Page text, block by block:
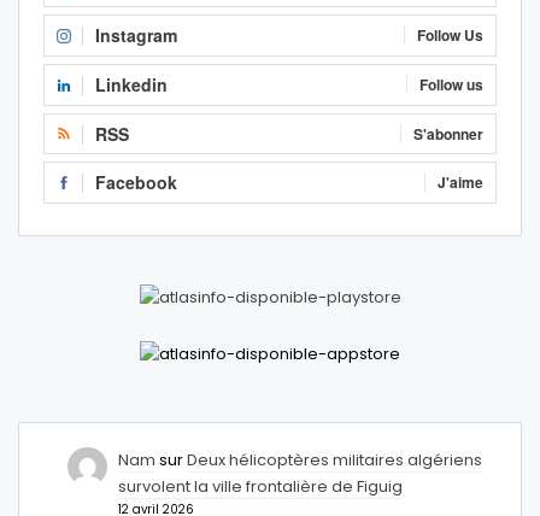
Instagram Follow Us
Linkedin Follow us
RSS S'abonner
Facebook J'aime
Nam surDeux hélicoptères militaires algériens
survolent la ville frontalière de Figuig
12 avril 2026